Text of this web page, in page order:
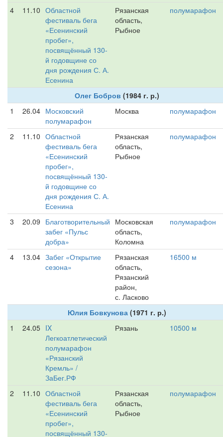
4 11.10 Областной
фестиваль бега
«Есенинский
пробег»,
посвящённый 130-
й годовщине со
дня рождения С. А.
Есенина
Рязанская
область,
Рыбное
полумарафон
Олег Бобров (1984 г. р.)
1
26.04 Московский
полумарафон
Москва полумарафон
2 11.10 Областной
фестиваль бега
«Есенинский
пробег»,
посвящённый 130-
й годовщине со
дня рождения С. А.
Есенина
Рязанская
область,
Рыбное
полумарафон
3 20.09 Благотворительный
забег «Пульс
добра»
Московская
область,
Коломна
полумарафон
4 13.04 Забег «Открытие
сезона»
Рязанская
область,
Рязанский
район,
с. Ласково
16500 м
Юлия Бовкунова(1971 г. р.)
1
24.05 IX
Легкоатлетический
полумарафон
«Рязанский
Кремль» /
ЗаБег.РФ
Рязань 10500 м
2 11.10 Областной
фестиваль бега
«Есенинский
пробег»,
посвящённый 130-
Рязанская
область,
Рыбное
полумарафон